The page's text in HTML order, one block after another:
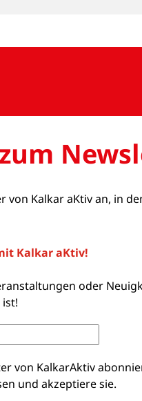
von Kalkar aKtiv an, in
Kalkar aKtiv!
oder
von KalkarAktiv
und akzeptiere sie.